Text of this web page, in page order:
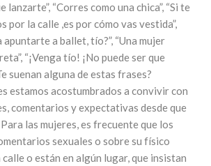
lanzarte”, “Corres como una chica”, “Si te
por la calle ,es por cómo vas vestida”,
apuntarte a ballet, tío?”, “Una mujer
“¡Venga tío! ¡No puede ser que
suenan alguna de estas frases?
estamos acostumbrados a convivir con
comentarios y expectativas desde que
las mujeres, es frecuente que los
sexuales o sobre su físico
o están en algún lugar, que insistan